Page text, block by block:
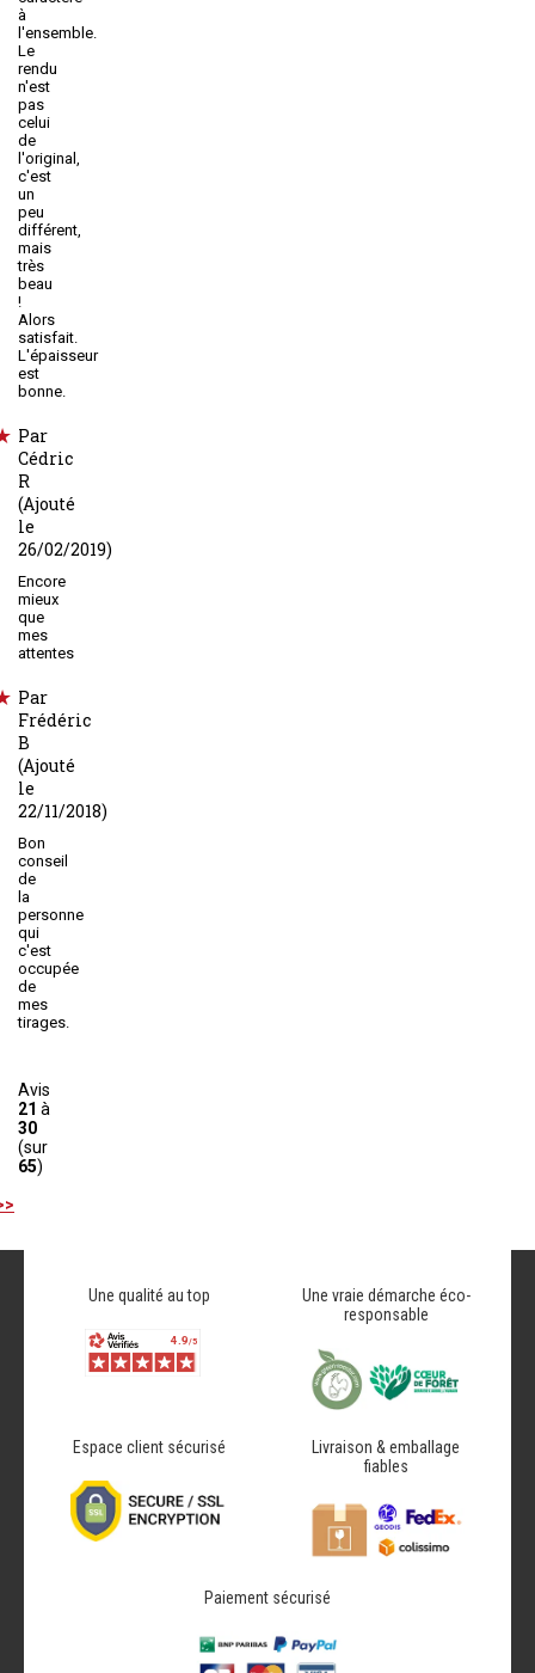
à
l'ensemble.
Le
rendu
n'est
pas
celui
de
l'original,
c'est
un
peu
différent,
mais
très
beau
!
Alors
satisfait.
L'épaisseur
est
bonne.
Par
Cédric
R
(Ajouté
le
26/02/2019)
Encore
mieux
que
mes
attentes
Par
Frédéric
B
(Ajouté
le
22/11/2018)
Bon
conseil
de
la
personne
qui
c'est
occupée
de
mes
tirages.
Avis
21 à
30
(sur
65)
Une qualité au top
Une vraie démarche éco-
responsable
Espace client sécurisé
Livraison & emballage
fiables
Paiement sécurisé